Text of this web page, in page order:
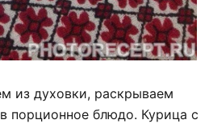
из духовки, раскрываем
порционное блюдо. Курица с